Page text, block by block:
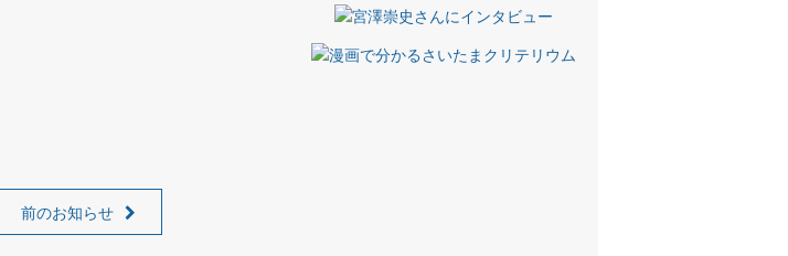
前のお知らせ